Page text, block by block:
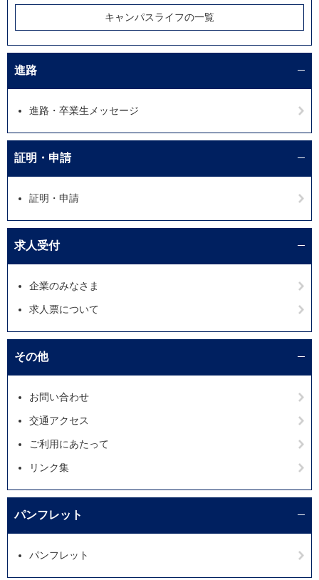
キャンパスライフの一覧
進路
進路・卒業生メッセージ
証明・申請
証明・申請
求人受付
企業のみなさま
求人票について
その他
お問い合わせ
交通アクセス
ご利用にあたって
リンク集
パンフレット
パンフレット